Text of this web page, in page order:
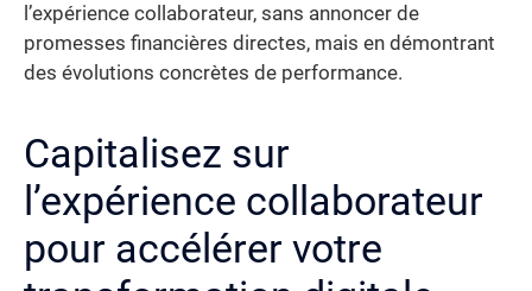
l’expérience collaborateur, sans annoncer de
promesses financières directes, mais en démontrant
des évolutions concrètes de performance.
Capitalisez sur
l’expérience collaborateur
pour accélérer votre